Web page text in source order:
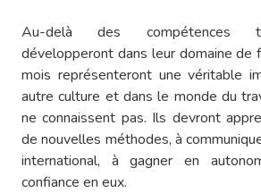
Au-delà des compétences
développeront dans leur domaine de
mois représenteront une véritable
autre culture et dans le monde du
ne connaissent pas. Ils devront
de nouvelles méthodes, à
international, à gagner en
confiance en eux.